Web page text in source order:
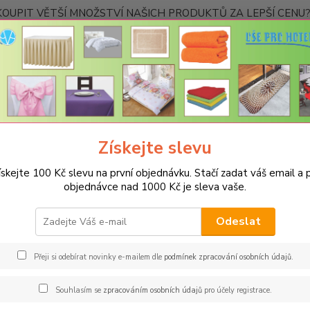
VĚTŠÍ MNOŽSTVÍ NAŠICH PRODUKTŮ ZA LEPŠÍ
Kontakty
Hledat
Podsedáky na židle Prošívaný sedák Bamberk –
sedák Bamberk – tmavě
Získejte slevu
100 Kč slevu na první objednávku. Stačí zadat váš email a
objednávce nad 1000 Kč je sleva vaše.
Odeslat
Přeji si odebírat novinky e-mailem dle podmínek zpracování osobních údajů.
Souhlasím se zpracováním osobních údajůpro účely registrace.